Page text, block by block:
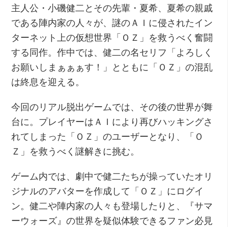
主人公・小磯健二とその先輩・夏希、夏希の親戚
である陣内家の人々が、謎のＡＩに侵されたイン
ターネット上の仮想世界「ＯＺ」を救うべく奮闘
する同作。作中では、健二の名セリフ「よろしく
お願いしまぁぁぁす！」とともに「ＯＺ」の混乱
は終息を迎える。
今回のリアル脱出ゲームでは、その後の世界が舞
台に。プレイヤーはＡＩにより再びハッキングさ
れてしまった「ＯＺ」のユーザーとなり、「Ｏ
Ｚ」を救うべく謎解きに挑む。
ゲーム内では、劇中で健二たちが操っていたオリ
ジナルのアバターを作成して「ＯＺ」にログイ
ン。健二や陣内家の人々も登場したりと、『サマ
ーウォーズ』の世界を疑似体験できるファン必見